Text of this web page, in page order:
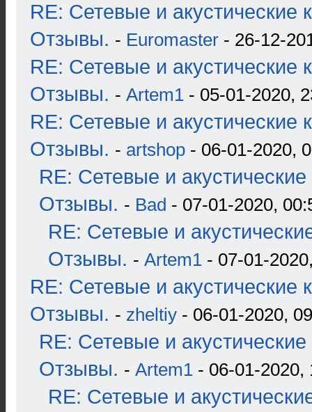
RE: Сетевые и акустические
Отзывы. - Euromaster - 26-12-
RE: Сетевые и акустические
Отзывы. - Artem1 - 05-01-2020,
RE: Сетевые и акустические
Отзывы. - artshop - 06-01-2020,
RE: Сетевые и
Отзывы. - Bad - 07-01-2020,
RE: Сетевые и
Отзывы. - Artem1 - 07-01-
RE: Сетевые и акустические
Отзывы. - zheltiy - 06-01-2020,
RE: Сетевые и
Отзывы. - Artem1 - 06-01-2020,
RE: Сетевые и